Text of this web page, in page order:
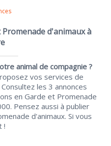
d'animaux à
animal de compagnie ?
vos services de
les 3 annonces
en Garde et Promenade
Pensez aussi à publier
d'animaux. Si vous
!